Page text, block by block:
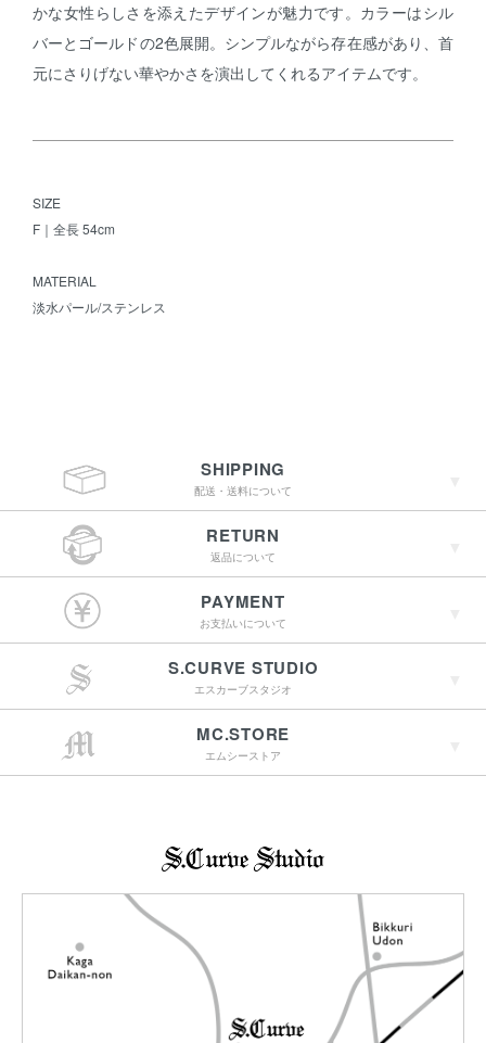
かな女性らしさを添えたデザインが魅力です。カラーはシル
バーとゴールドの2色展開。シンプルながら存在感があり、首
元にさりげない華やかさを演出してくれるアイテムです。
SIZE
F｜全長 54cm
MATERIAL
淡水パール/ステンレス
SHIPPING
配送・送料について
￥4,400（税込）以上
のご購入で送料無料
15:00までのご注文で
最短翌営業日配送
RETURN
返品について
→詳しくはこちらへ
PAYMENT
お支払いについて
S.CURVE STUDIO
エスカーブスタジオ
MC.STORE
エムシーストア